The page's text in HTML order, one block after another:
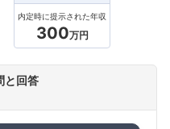
内定時に提示された年収
300万円
と回答